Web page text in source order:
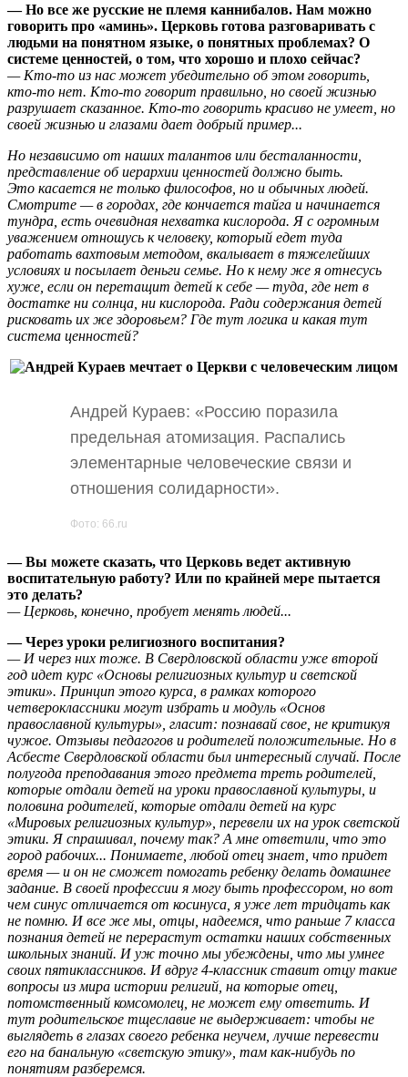
— Но все же русские не племя каннибалов. Нам можно
говорить про «аминь». Церковь готова разговаривать с
людьми на понятном языке, о понятных проблемах? О
системе ценностей, о том, что хорошо и плохо сейчас?
— Кто-то из нас может убедительно об этом говорить,
кто-то нет. Кто-то говорит правильно, но своей жизнью
разрушает сказанное. Кто-то говорить красиво не умеет, но
своей жизнью и глазами дает добрый пример...
Но независимо от наших талантов или бесталанности,
представление об иерархии ценностей должно быть.
Это касается не только философов, но и обычных людей.
Смотрите — в городах, где кончается тайга и начинается
тундра, есть очевидная нехватка кислорода. Я с огромным
уважением отношусь к человеку, который едет туда
работать вахтовым методом, вкалывает в тяжелейших
условиях и посылает деньги семье. Но к нему же я отнесусь
хуже, если он перетащит детей к себе — туда, где нет в
достатке ни солнца, ни кислорода. Ради содержания детей
рисковать их же здоровьем? Где тут логика и какая тут
система ценностей?
Фото: 66.ru
Андрей Кураев: «Россию поразила
предельная атомизация. Распались
элементарные человеческие связи и
отношения солидарности».
— Вы можете сказать, что Церковь ведет активную
воспитательную работу? Или по крайней мере пытается
это делать?
— Церковь, конечно, пробует менять людей...
— Через уроки религиозного воспитания?
— И через них тоже. В Свердловской области уже второй
год идет курс «Основы религиозных культур и светской
этики». Принцип этого курса, в рамках которого
четвероклассники могут избрать и модуль «Основ
православной культуры», гласит: познавай свое, не критикуя
чужое. Отзывы педагогов и родителей положительные. Но в
Асбесте Свердловской области был интересный случай. После
полугода преподавания этого предмета треть родителей,
которые отдали детей на уроки православной культуры, и
половина родителей, которые отдали детей на курс
«Мировых религиозных культур», перевели их на урок светской
этики. Я спрашивал, почему так? А мне ответили, что это
город рабочих... Понимаете, любой отец знает, что придет
время — и он не сможет помогать ребенку делать домашнее
задание. В своей профессии я могу быть профессором, но вот
чем синус отличается от косинуса, я уже лет тридцать как
не помню. И все же мы, отцы, надеемся, что раньше 7 класса
познания детей не перерастут остатки наших собственных
школьных знаний. И уж точно мы убеждены, что мы умнее
своих пятиклассников. И вдруг 4-классникставит отцу такие
вопросы из мира истории религий, на которые отец,
потомственный комсомолец, не может ему ответить. И
тут родительское тщеславие не выдерживает: чтобы не
выглядеть в глазах своего ребенка неучем, лучше перевести
его на банальную «светскую этику», там как-нибудь по
понятиям разберемся.